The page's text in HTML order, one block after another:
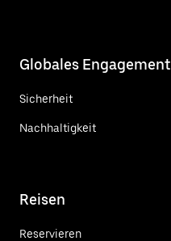
Globales Engagement
Sicherheit
Nachhaltigkeit
Reisen
Reservieren